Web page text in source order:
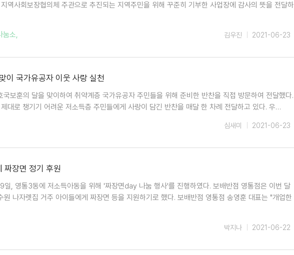
역사회보장협의체 주관으로 추진되는 지역주민을 위해 꾸준히 기부한 사업장에 감사의 뜻을 전달하
눔소, 2021-06-23
김우진
이 국가유공자 이웃 사랑 실천
보훈의 달을 맞이하여 취약계층 국가유공자 주민들을 위해 준비한 반찬을 직접 방문하여 전달했다.
대로 챙기기 어려운 저소득층 주민들에게 사랑이 담긴 반찬을 매달 한 차례 전달하고 있다. 우…
2021-06-23
심새미
짜장면 정기 후원
일, 영통3동에 저소득아동을 위해 '짜장면day 나눔 행사'를 진행하였다. 보배반점 영통점은 이번 달
나자렛집 거주 아이들에게 짜장면 등을 지원하기로 했다. 보배반점 영통점 송영훈 대표는 "개업한
2021-06-22
박지나